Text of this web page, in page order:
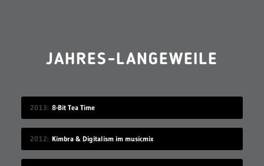
JAHRES-LANGEWEILE
2013 8-Bit Tea Time
2012 Kimbra & Digitalism im musicmix